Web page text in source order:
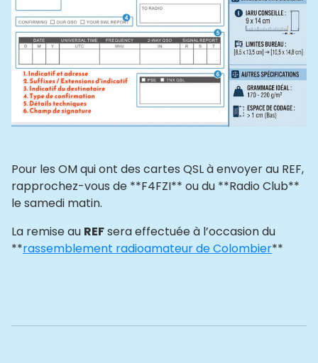
Pour les OM qui ont des cartes QSL à envoyer au REF,
rapprochez-vous de **F4FZI** ou du **Radio Club**
le samedi matin.
La remise au REFsera effectuée à l’occasion du
**rassemblement radioamateur de Colombier**